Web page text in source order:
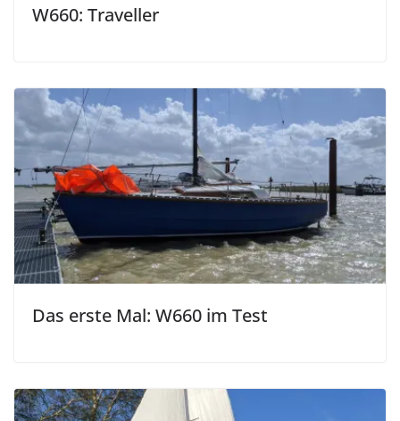
W660: Traveller
Das erste Mal: W660 im Test